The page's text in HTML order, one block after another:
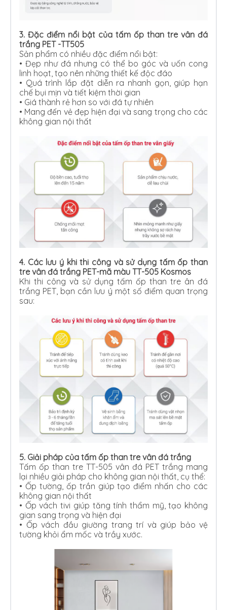
3. Đặc điểm nổi bật của tấm ốp than tre vân đá
trắng PET -TT505
Sản phẩm có nhiều đặc điểm nổi bật:
• Đẹp như đá nhưng có thể bo góc và uốn cong
linh hoạt, tạo nên những thiết kế độc đáo
• Quá trình lắp đặt diễn ra nhanh gọn, giúp hạn
chế bụi mịn và tiết kiệm thời gian
• Giá thành rẻ hơn so với đá tự nhiên
• Mang đến vẻ đẹp hiện đại và sang trọng cho các
không gian nội thất
4. Các lưu ý khi thi công và sử dụng tấm ốp than
tre vân đá trắng PET-mã màu TT-505 Kosmos
Khi thi công và sử dụng tấm ốp than tre ân đá
trắng PET, bạn cần lưu ý một số điểm quan trọng
sau:
5. Giải pháp của tấm ốp than tre vân đá trắng
Tấm ốp than tre TT-505 vân đá PET trắng mang
lại nhiều giải pháp cho không gian nội thất, cụ thể:
• Ốp tường, ốp trần giúp tạo điểm nhấn cho các
không gian nội thất
• Ốp vách tivi giúp tăng tính thẩm mỹ, tạo không
gian sang trọng và hiện đại
• Ốp vách đầu giường trang trí và giúp bảo vệ
tường khỏi ẩm mốc và trầy xước.